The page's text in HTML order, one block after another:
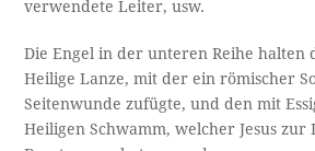
verwendete Leiter, usw.
Die Engel in der unteren Reihe halten
Heilige Lanze, mit der ein römischer
Seitenwunde zufügte, und den mit
Heiligen Schwamm, welcher Jesus zur